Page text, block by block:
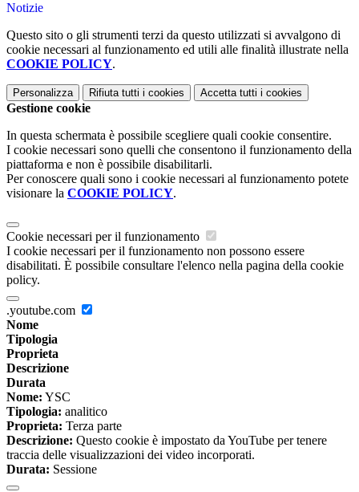
Notizie
Questo sito o gli strumenti terzi da questo utilizzati si avvalgono di
cookie necessari al funzionamento ed utili alle finalità illustrate nella
COOKIE POLICY.
Personalizza Rifiuta tutti i cookies Accetta tutti i cookies
Gestione cookie
In questa schermata è possibile scegliere quali cookie consentire.
I cookie necessari sono quelli che consentono il funzionamento della
piattaforma e non è possibile disabilitarli.
Per conoscere quali sono i cookie necessari al funzionamento potete
visionare la COOKIE POLICY.
Cookie necessari per il funzionamento
I cookie necessari per il funzionamento non possono essere
disabilitati. È possibile consultare l'elenco nella pagina della cookie
policy.
.youtube.com
Nome
Tipologia
Proprieta
Descrizione
Durata
Nome: YSC
Tipologia: analitico
Proprieta: Terza parte
Descrizione: Questo cookie è impostato da YouTube per tenere
traccia delle visualizzazioni dei video incorporati.
Durata: Sessione